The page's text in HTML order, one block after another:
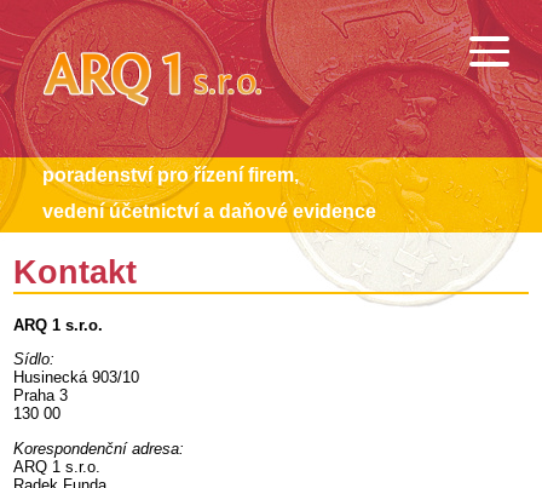
poradenství pro řízení firem,
vedení účetnictví a daňové evidence
Kontakt
ARQ 1 s.r.o.
Sídlo:
Husinecká 903/10
Praha 3
130 00
Korespondenční adresa:
ARQ 1 s.r.o.